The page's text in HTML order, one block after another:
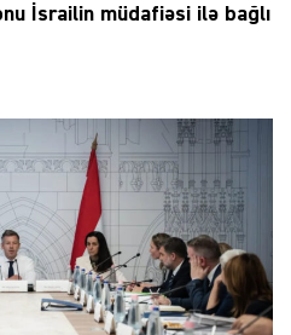
İsrailin müdafiəsi ilə bağlı